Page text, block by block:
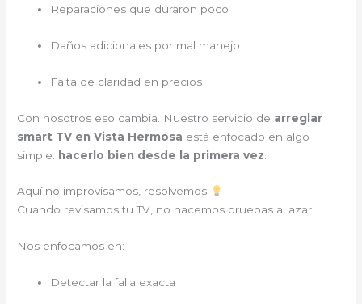
Reparaciones que duraron poco
Daños adicionales por mal manejo
Falta de claridad en precios
Con nosotros eso cambia. Nuestro servicio de arreglar
smart TV en Vista Hermosa está enfocado en algo
simple: hacerlo bien desde la primera vez
Aquí no improvisamos, resolvemos
Cuando revisamos tu TV, no hacemos pruebas al azar.
Nos enfocamos en:
Detectar la falla exacta